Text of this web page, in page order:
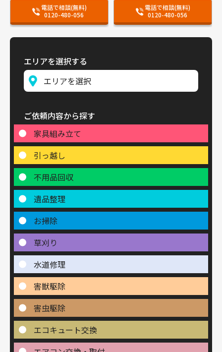
電話で相談(無料)
0120-480-056
電話で相談(無料)
0120-480-056
エリアを選択する
ご依頼内容から探す
家具組み立て
引っ越し
不用品回収
遺品整理
お掃除
草刈り
水道修理
害獣駆除
害虫駆除
エコキュート交換